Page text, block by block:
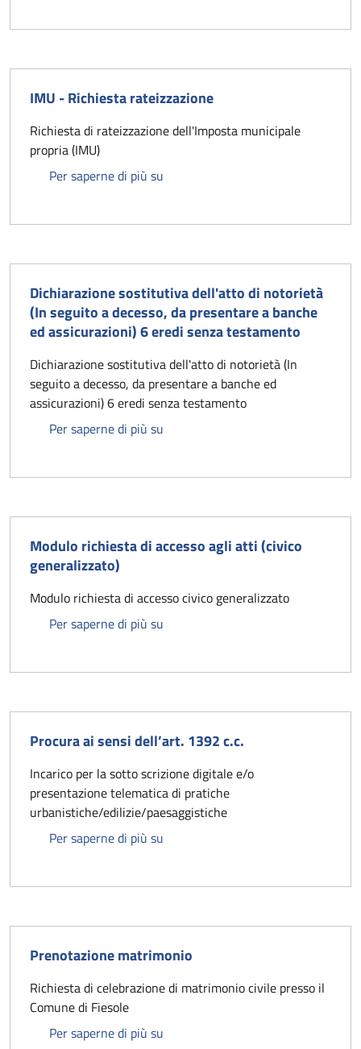
IMU - Richiesta rateizzazione
Richiesta di rateizzazione dell'Imposta municipale
propria (IMU)
Per saperne di più su
Dichiarazione sostitutiva dell'atto di notorietà
(In seguito a decesso, da presentare a banche
ed assicurazioni) 6 eredi senza testamento
Dichiarazione sostitutiva dell'atto di notorietà (In
seguito a decesso, da presentare a banche ed
assicurazioni) 6 eredi senza testamento
Per saperne di più su
Modulo richiesta di accesso agli atti (civico
generalizzato)
Modulo richiesta di accesso civico generalizzato
Per saperne di più su
Procura ai sensi dell’art. 1392 c.c.
Incarico per la sotto scrizione digitale e/o
presentazione telematica di pratiche
urbanistiche/edilizie/paesaggistiche
Per saperne di più su
Prenotazione matrimonio
Richiesta di celebrazione di matrimonio civile presso il
Comune di Fiesole
Per saperne di più su